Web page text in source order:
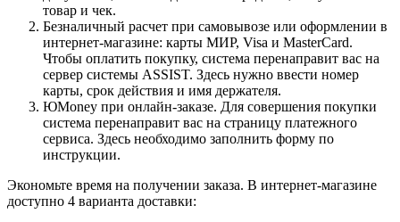
товар и чек.
Безналичный расчет при самовывозе или оформлении в
интернет-магазине: карты МИР, Visa и MasterCard.
Чтобы оплатить покупку, система перенаправит вас на
сервер системы ASSIST. Здесь нужно ввести номер
карты, срок действия и имя держателя.
ЮMoney при онлайн-заказе. Для совершения покупки
система перенаправит вас на страницу платежного
сервиса. Здесь необходимо заполнить форму по
инструкции.
Экономьте время на получении заказа. В интернет-магазине
доступно 4 варианта доставки: